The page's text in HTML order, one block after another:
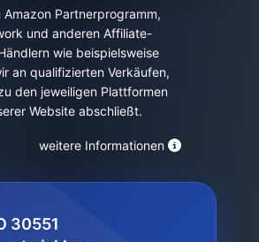
Partnerprogramm,
und anderen Affiliate-
wie beispielsweise
an qualifizierten Verkäufen,
den jeweiligen Plattformen
Website abschließt.
weitere Informationen
30551